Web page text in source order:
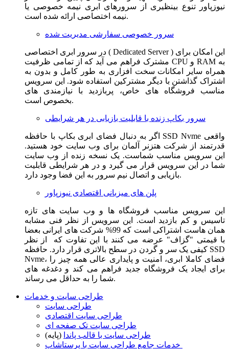
نیوزپاور تنوع بینظیری از سرورهای ابری نیمه خصوصی یا
نیمه اختصاصی ارائه شده است.
سرور خصوصی سفارشی مدیریت شده
در سرور ابری اختصاصی ( Dedicated Server ) این امکان برای
مشترک فراهم می آید که از تمامی ظرفیت CPU و RAM به
همراه سایر امکانات سخت افزاری به طور کامل و بدون به
اشتراک گذاشتن با دیگر مشترکین استفاده شود. این سرویس
مناسب فروشگاه های خاص، پربازدید با نیازمندی های
بخصوص است.
سرور بکاپ زنده با قابلیت بازیابی در هر شرایطی
اگر به دنبال فضای ابری بکاپ با حافظه SSD Nvme واقعی
قدرتمند از شرکت هتزنر آلمان برای وب سایت خود هستید.
این سرویس مناسب شماست. یک نسخه زنده از وب سایت
شما در این سرویس قرار می گیرد و در هر شرایطی قابلیت
بازیابی و اتصال نیم سرور به این فضا وجود دارد.
پلن های میزبانی اقتصادی نیوزپاور
این سرویس مناسب فروشگاه ها و وب سایت های تازه
تاسیس و کم بازدید است. این سرویس از نظر فنی مشابه
همان هاست اشتراکی است که 99% شرکت های ایرانی بعضا
با قیمتی "گزاف" عرضه می کنند با این تفاوت که از نظر
کیفی یک سر و گردن در سطح بالاتری قرار دارد. حافظه SSD
Nvme، فضای کاملا ابری، امنیت و پایداری عالی همه چیز را
برای ایجاد یک فروشگاه جدید فراهم می کند و دغدغه های
شما را به حداقل می رساند.
طراحی سایت و خدمات
طراحی سایت
طراحی سایت اقتصادی
طراحی سایت تک صفحه ای
طراحی سایت با قالب پاندا (پایه)